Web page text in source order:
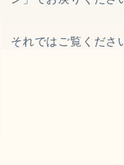
それではご覧くださ